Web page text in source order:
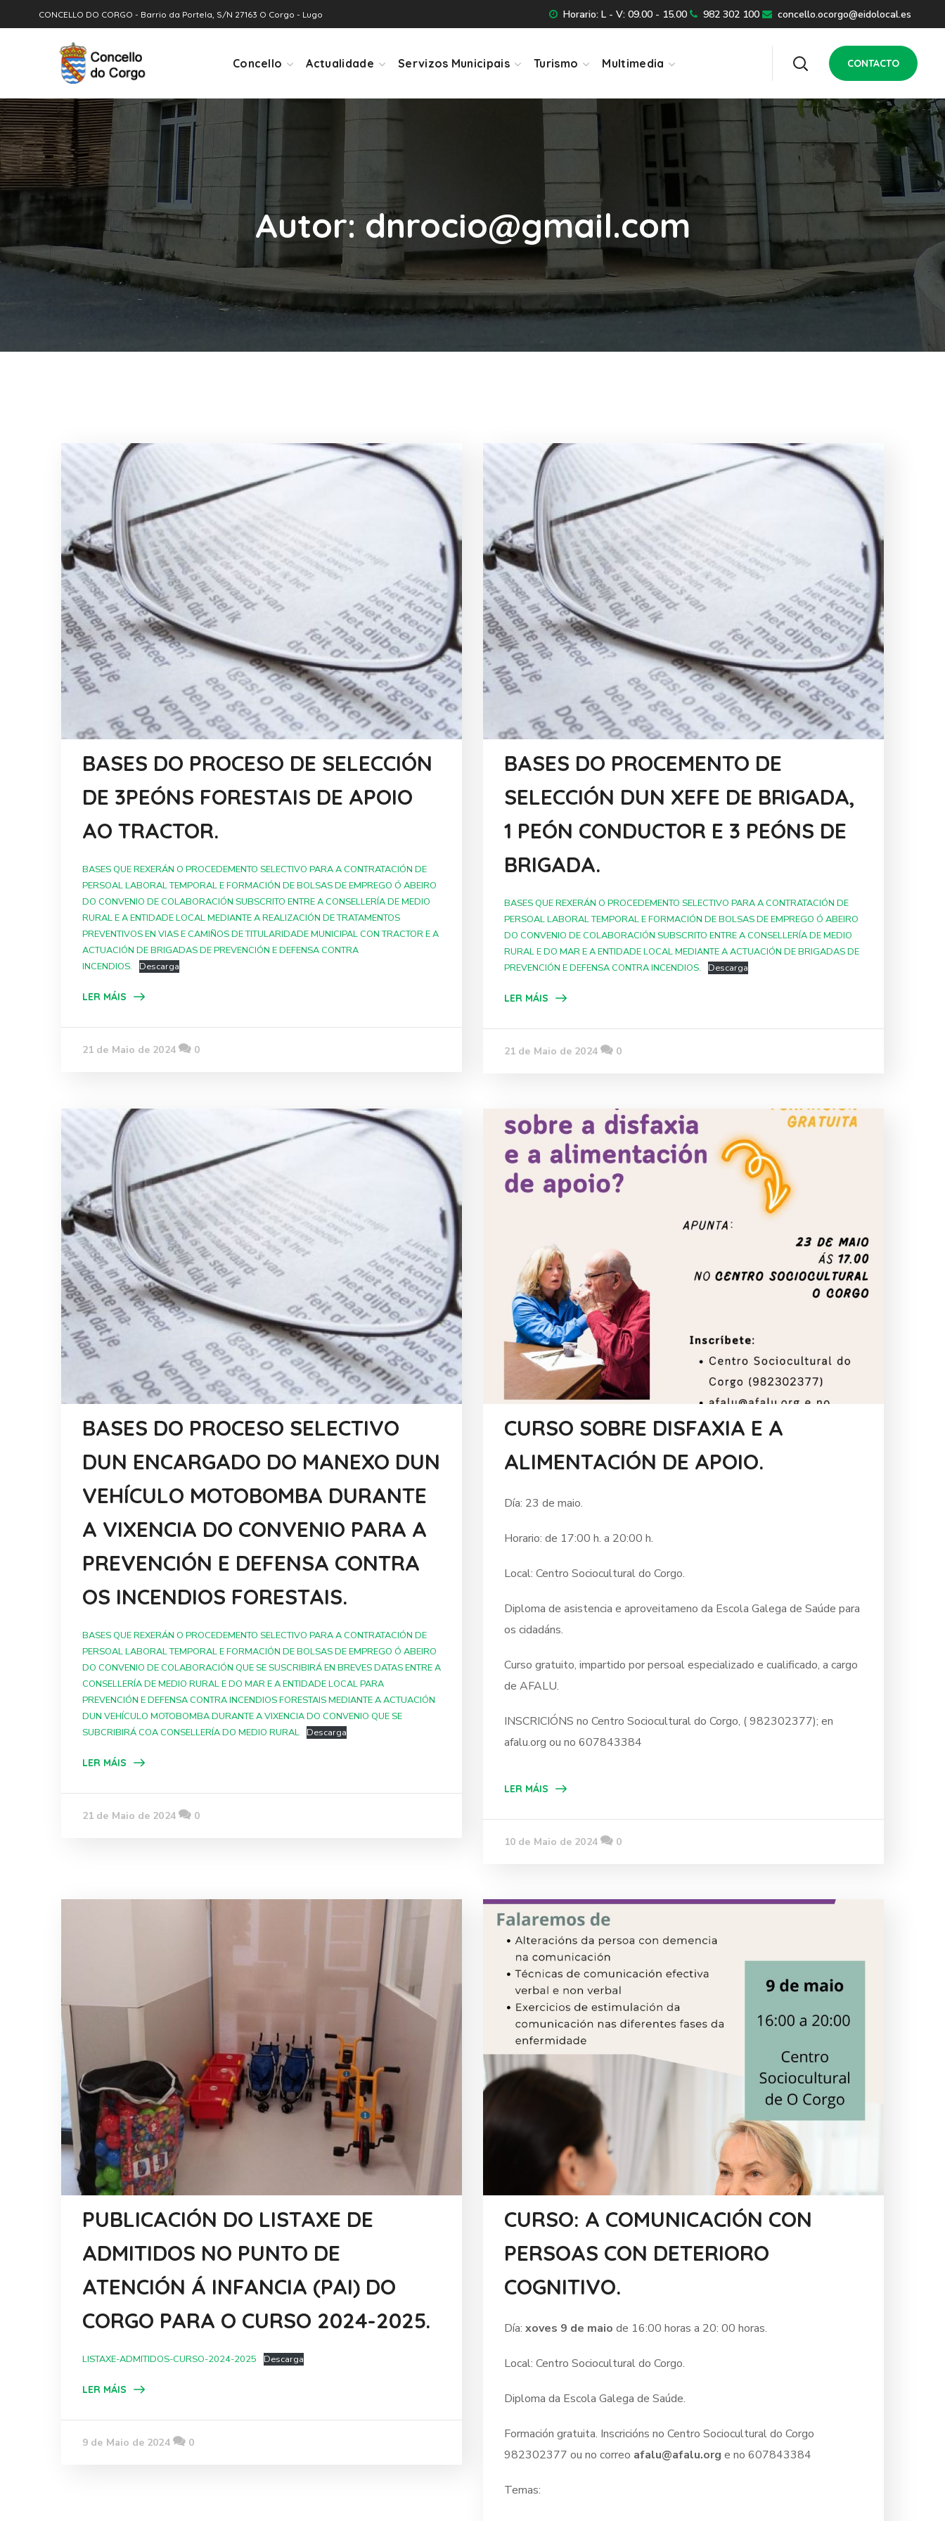
CONCELLO DO CORGO - Barrio da Portela, S/N 27163 O Corgo - Lugo Horario: L - V: 09.00 - 15.00 982 302 100 concello.ocorgo@eidolocal.es
Concello Actualidade Servizos Municipais Turismo Multimedia CONTACTO
Autor: dnrocio@gmail.com
BASES DO PROCESO DE SELECCIÓN
DE 3PEÓNS FORESTAIS DE APOIO
AO TRACTOR.
BASES QUE REXERÁN O PROCEDEMENTO SELECTIVO PARA A CONTRATACIÓN DE
PERSOAL LABORAL TEMPORAL E FORMACIÓN DE BOLSAS DE EMPREGO Ó ABEIRO
DO CONVENIO DE COLABORACIÓN SUBSCRITO ENTRE A CONSELLERÍA DE MEDIO
RURAL E A ENTIDADE LOCAL MEDIANTE A REALIZACIÓN DE TRATAMENTOS
PREVENTIVOS EN VIAS E CAMIÑOS DE TITULARIDADE MUNICIPAL CON TRACTOR E A
ACTUACIÓN DE BRIGADAS DE PREVENCIÓN E DEFENSA CONTRA
INCENDIOS.
Descarga
LER MÁIS
21 de Maio de 2024 0
BASES DO PROCEMENTO DE
SELECCIÓN DUN XEFE DE BRIGADA,
1 PEÓN CONDUCTOR E 3 PEÓNS DE
BRIGADA.
BASES QUE REXERÁN O PROCEDEMENTO SELECTIVO PARA A CONTRATACIÓN DE
PERSOAL LABORAL TEMPORAL E FORMACIÓN DE BOLSAS DE EMPREGO Ó ABEIRO
DO CONVENIO DE COLABORACIÓN SUBSCRITO ENTRE A CONSELLERÍA DE MEDIO
RURAL E DO MAR E A ENTIDADE LOCAL MEDIANTE A ACTUACIÓN DE BRIGADAS DE
PREVENCIÓN E DEFENSA CONTRA INCENDIOS.
Descarga
LER MÁIS
21 de Maio de 2024 0
BASES DO PROCESO SELECTIVO
DUN ENCARGADO DO MANEXO DUN
VEHÍCULO MOTOBOMBA DURANTE
A VIXENCIA DO CONVENIO PARA A
PREVENCIÓN E DEFENSA CONTRA
OS INCENDIOS FORESTAIS.
BASES QUE REXERÁN O PROCEDEMENTO SELECTIVO PARA A CONTRATACIÓN DE
PERSOAL LABORAL TEMPORAL E FORMACIÓN DE BOLSAS DE EMPREGO Ó ABEIRO
DO CONVENIO DE COLABORACIÓN QUE SE SUSCRIBIRÁ EN BREVES DATAS ENTRE A
CONSELLERÍA DE MEDIO RURAL E DO MAR E A ENTIDADE LOCAL PARA
PREVENCIÓN E DEFENSA CONTRA INCENDIOS FORESTAIS MEDIANTE A ACTUACIÓN
DUN VEHÍCULO MOTOBOMBA DURANTE A VIXENCIA DO CONVENIO QUE SE
SUBCRIBIRÁ COA CONSELLERÍA DO MEDIO RURAL
Descarga
LER MÁIS
21 de Maio de 2024 0
CURSO SOBRE DISFAXIA E A
ALIMENTACIÓN DE APOIO.
Día: 23 de maio.
Horario: de 17:00 h. a 20:00 h.
Local: Centro Sociocultural do Corgo.
Diploma de asistencia e aproveitameno da Escola Galega de Saúde para
os cidadáns.
Curso gratuito, impartido por persoal especializado e cualificado, a cargo
de AFALU.
INSCRICIÓNS no Centro Sociocultural do Corgo, ( 982302377); en
afalu.org ou no 607843384
LER MÁIS
10 de Maio de 2024 0
PUBLICACIÓN DO LISTAXE DE
ADMITIDOS NO PUNTO DE
ATENCIÓN Á INFANCIA (PAI) DO
CORGO PARA O CURSO 2024-2025.
LISTAXE-ADMITIDOS-CURSO-2024-2025 Descarga
LER MÁIS
9 de Maio de 2024 0
CURSO: A COMUNICACIÓN CON
PERSOAS CON DETERIORO
COGNITIVO.
Día: xoves 9 de maio de 16:00 horas a 20: 00 horas.
Local: Centro Sociocultural do Corgo.
Diploma da Escola Galega de Saúde.
Formación gratuita. Inscricións no Centro Sociocultural do Corgo
982302377 ou no correo afalu@afalu.org e no 607843384
Temas: